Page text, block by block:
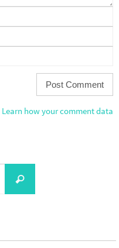
Learn how your comment data
Search